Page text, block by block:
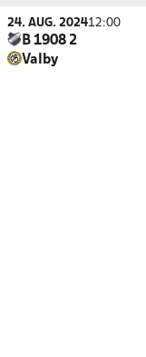
24. AUG. 202412:00
B 1908 2
Valby